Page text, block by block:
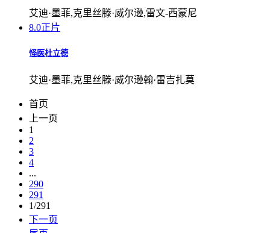
艾迪·墨菲,克里丝滕·威尔逊,雷文-西蒙尼
8.0正片
怪医杜立德
艾迪·墨菲,克里丝滕·威尔逊翰·雷吉扎莫
首页
上一页
1
2
3
4
...
290
291
1/291
下一页